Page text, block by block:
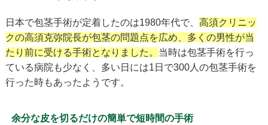
日本で包茎手術が定着したのは1980年代で、 高須クリニッ
クの高須克弥院長が包茎の問題点を広め、多くの男性が当
たり前に受ける手術となりました。 当時は包茎手術を行っ
ている病院も少なく、多い日には1日で300人の包茎手術を
行った時もあったようです。
余分な皮を切るだけの簡単で短時間の手術